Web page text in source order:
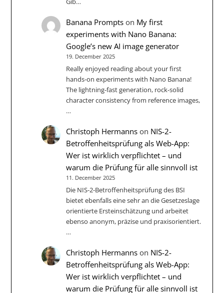
Banana Prompts on My first
experiments with Nano Banana:
Google’s new AI image generator
19. December 2025
Really enjoyed reading about your first
hands-on experiments with Nano Banana!
The lightning-fast generation, rock-solid
character consistency from reference images,
…
Christoph Hermanns on NIS-2-
Betroffenheitsprüfung als Web-App:
Wer ist wirklich verpflichtet – und
warum die Prüfung für alle sinnvoll ist
11. December 2025
Die NIS‑2-Betroffenheitsprüfung des BSI
bietet ebenfalls eine sehr an die Gesetzeslage
orientierte Ersteinschätzung und arbeitet
ebenso anonym, präzise und praxisorientiert.
…
Christoph Hermanns on NIS-2-
Betroffenheitsprüfung als Web-App:
Wer ist wirklich verpflichtet – und
warum die Prüfung für alle sinnvoll ist